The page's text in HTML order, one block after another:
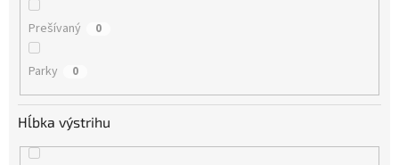
Prešívaný 0
Parky 0
Hĺbka výstrihu